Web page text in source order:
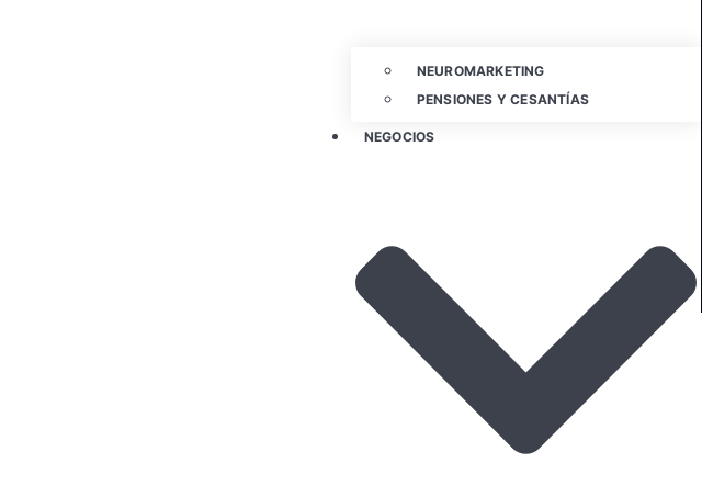
NEUROMARKETING
PENSIONES Y CESANTÍAS
NEGOCIOS